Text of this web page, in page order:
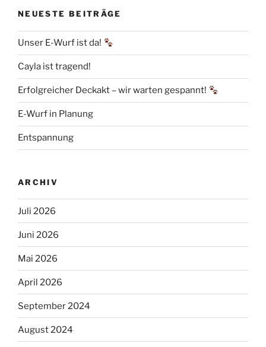
NEUESTE BEITRÄGE
Unser E-Wurf ist da!
Cayla ist tragend!
Erfolgreicher Deckakt – wir warten gespannt!
E-Wurf in Planung
Entspannung
ARCHIV
Juli 2026
Juni 2026
Mai 2026
April 2026
September 2024
August 2024